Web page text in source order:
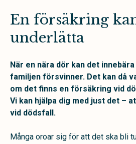
En försäkring
underlätta
När en nära dör kan det
familjen försvinner. Det kan då
om det finns en försäkring vid
Vi kan hjälpa dig med just det –
vid dödsfall.
Många oroar sig för att det ska bli